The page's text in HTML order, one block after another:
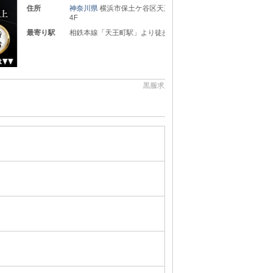
横浜市保土ケ谷区天王町2-36-6 第一増田ビル
天王町駅」より徒歩3分
黒服求人No：横浜キャバクラ123934